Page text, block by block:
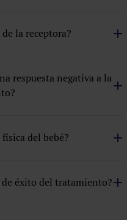
la receptora?
respuesta negativa a la
del bebé?
éxito del tratamiento?